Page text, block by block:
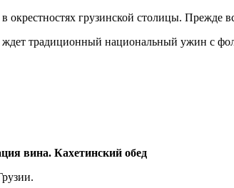
окрестностях грузинской столицы. Прежде
традиционный национальный ужин с
вина. Кахетинский обед